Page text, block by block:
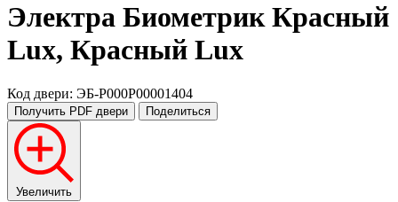
Электра Биометрик Красный
Lux, Красный Lux
Код двери: ЭБ-P000P00001404
Получить PDF двери Поделиться
Увеличить